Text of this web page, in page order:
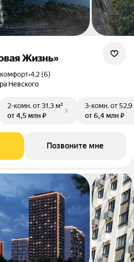
Жизнь»
комфорт•4.2 (6)
Невского
2-комн.от 31,3 м²
от 4,5 млн ₽
3-комн.от 52,9
от 6,4 млн ₽
Позвоните мне